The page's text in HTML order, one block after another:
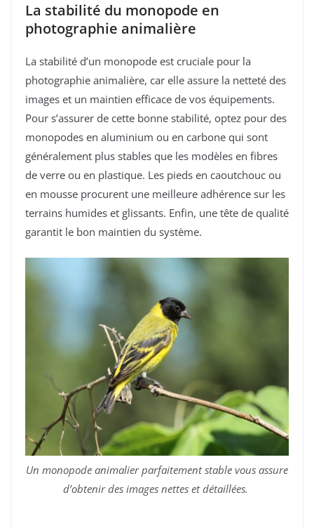
La stabilité du monopode en
photographie animalière
La stabilité d’un monopode est cruciale pour la
photographie animalière, car elle assure la netteté des
images et un maintien efficace de vos équipements.
Pour s’assurer de cette bonne stabilité, optez pour des
monopodes en aluminium ou en carbone qui sont
généralement plus stables que les modèles en fibres
de verre ou en plastique. Les pieds en caoutchouc ou
en mousse procurent une meilleure adhérence sur les
terrains humides et glissants. Enfin, une tête de qualité
garantit le bon maintien du système.
Un monopode animalier parfaitement stable vous assure
d’obtenir des images nettes et détaillées.